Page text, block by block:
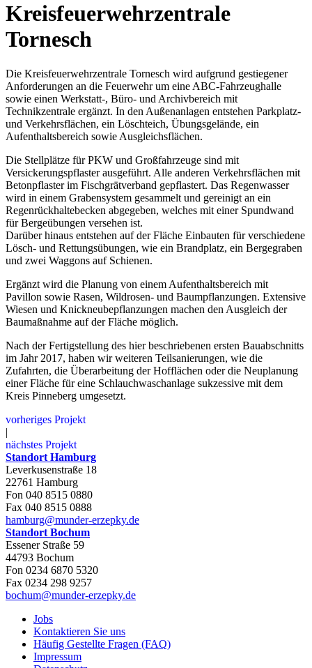
Kreisfeuerwehrzentrale
Tornesch
Die Kreisfeuerwehrzentrale Tornesch wird aufgrund gestiegener
Anforderungen an die Feuerwehr um eine ABC-Fahrzeughalle
sowie einen Werkstatt-, Büro- und Archivbereich mit
Technikzentrale ergänzt. In den Außenanlagen entstehen Parkplatz-
und Verkehrsflächen, ein Löschteich, Übungsgelände, ein
Aufenthaltsbereich sowie Ausgleichsflächen.
Die Stellplätze für PKW und Großfahrzeuge sind mit
Versickerungspflaster ausgeführt. Alle anderen Verkehrsflächen mit
Betonpflaster im Fischgrätverband gepflastert. Das Regenwasser
wird in einem Grabensystem gesammelt und gereinigt an ein
Regenrückhaltebecken abgegeben, welches mit einer Spundwand
für Bergeübungen versehen ist.
Darüber hinaus entstehen auf der Fläche Einbauten für verschiedene
Lösch- und Rettungsübungen, wie ein Brandplatz, ein Bergegraben
und zwei Waggons auf Schienen.
Ergänzt wird die Planung von einem Aufenthaltsbereich mit
Pavillon sowie Rasen, Wildrosen- und Baumpflanzungen. Extensive
Wiesen und Knickneubepflanzungen machen den Ausgleich der
Baumaßnahme auf der Fläche möglich.
Nach der Fertigstellung des hier beschriebenen ersten Bauabschnitts
im Jahr 2017, haben wir weiteren Teilsanierungen, wie die
Zufahrten, die Überarbeitung der Hofflächen oder die Neuplanung
einer Fläche für eine Schlauchwaschanlage sukzessive mit dem
Kreis Pinneberg umgesetzt.
vorheriges Projekt
|
nächstes Projekt
Standort Hamburg
Leverkusenstraße 18
22761 Hamburg
Fon 040 8515 0880
Fax 040 8515 0888
hamburg@munder-erzepky.de
Standort Bochum
Essener Straße 59
44793 Bochum
Fon 0234 6870 5320
Fax 0234 298 9257
bochum@munder-erzepky.de
Jobs
Kontaktieren Sie uns
Häufig Gestellte Fragen (FAQ)
Impressum